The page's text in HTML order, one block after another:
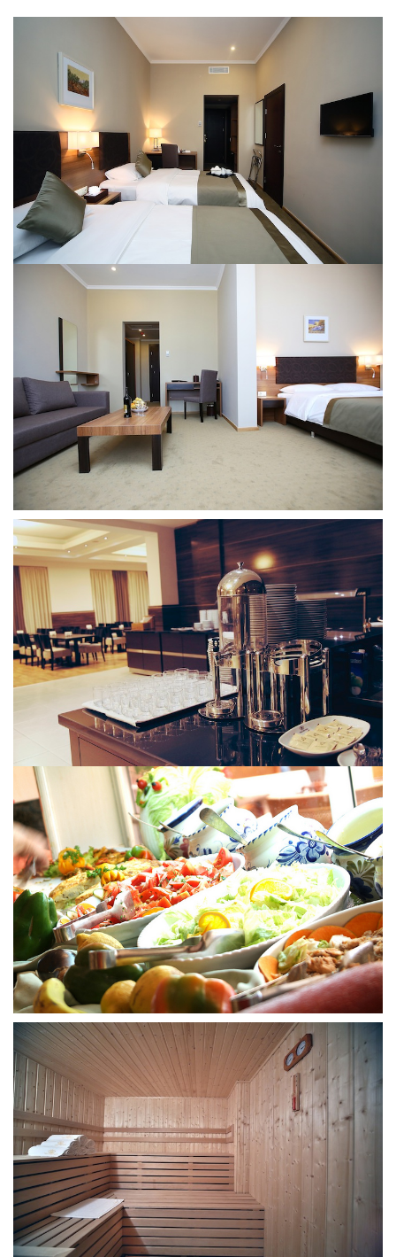
Грузия, г. Цхалтубо.
kurortresort@gmail.com
+995 555 63 29 29; с 10:00 до
17:00 час.
www.tskaltuboresort.ge
© 2010 - 2026 Caucasus Travel Centre LTD Все
права защищены. Копирование материалов только с
разрешения администрации сайта